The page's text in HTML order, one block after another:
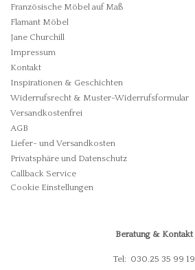
Französische Möbel auf Maß
Flamant Möbel
Jane Churchill
Impressum
Kontakt
Inspirationen & Geschichten
Widerrufsrecht & Muster-Widerrufsformular
Versandkostenfrei
AGB
Liefer- und Versandkosten
Privatsphäre und Datenschutz
Callback Service
Cookie Einstellungen
Beratung & Kontakt
Tel: 030.25 35 99 19